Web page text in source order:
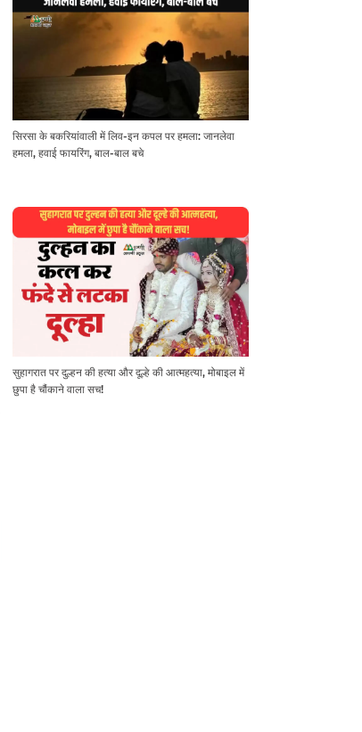
सिरसा के बकरियांवाली में लिव-इन कपल पर हमला: जानलेवा
हमला, हवाई फायरिंग, बाल-बाल बचे
सुहागरात पर दुल्हन की हत्या और दूल्हे की आत्महत्या, मोबाइल में
छुपा है चौंकाने वाला सच!